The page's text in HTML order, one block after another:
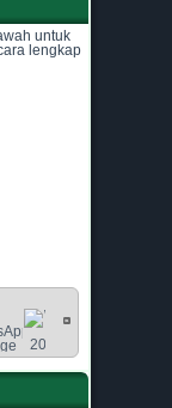
untuk
lengkap